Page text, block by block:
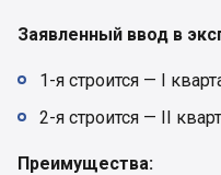
Заявленный ввод в
1-я строится — I
2-я строится — II
Преимущества: